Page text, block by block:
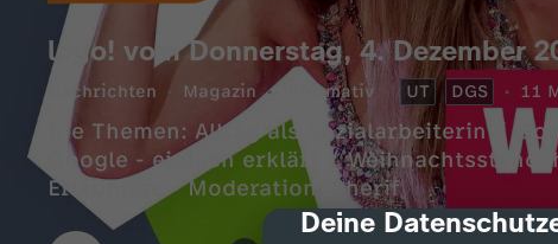
cmp-dialog-
Deine
logo! vom Donnerstag, 4. Dezember
Nachrichten Magazin informativ UT DGS 11
Die Themen: Alltag als Sozialarbeiterin /
Google - einfach erklärt /
Erlebnisse - Moderation: Sherif